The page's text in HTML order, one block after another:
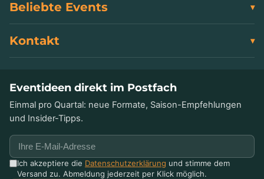
Beliebte Events
Kontakt
Eventideen direkt im Postfach
Einmal pro Quartal: neue Formate, Saison-Empfehlungen
und Insider-Tipps.
Ich akzeptiere die Datenschutzerklärung und stimme dem
Versand zu. Abmeldung jederzeit per Klick möglich.